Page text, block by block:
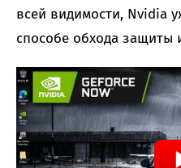
всей видимости, Nvidia
способе обхода защиты